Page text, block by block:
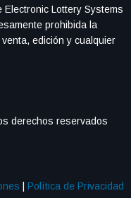
Lottery Systems
prohibida la
edición y cualquier
derechos reservados
Política de Privacidad